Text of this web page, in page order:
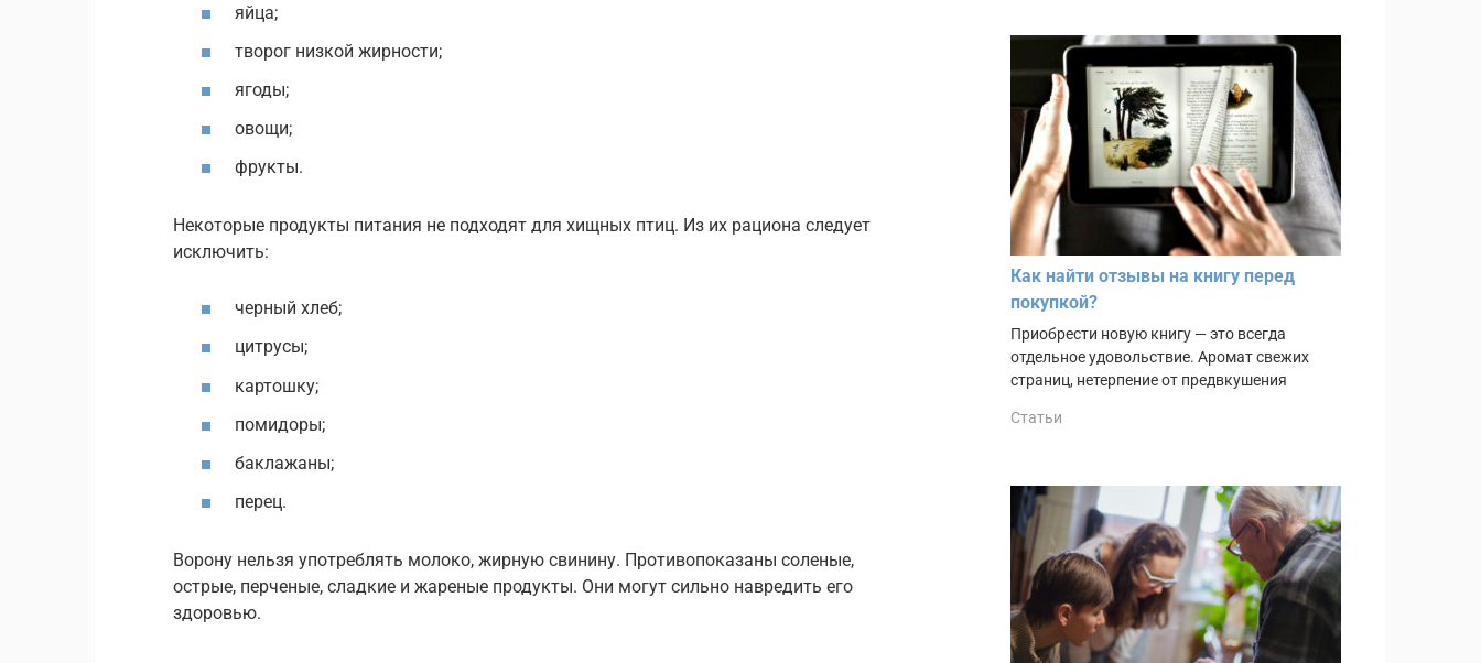
яйца;
творог низкой жирности;
ягоды;
овощи;
фрукты.
Некоторые продукты питания не подходят для хищных птиц. Из их рациона следует
исключить:
черный хлеб;
цитрусы;
картошку;
помидоры;
баклажаны;
перец.
Ворону нельзя употреблять молоко, жирную свинину. Противопоказаны соленые,
острые, перченые, сладкие и жареные продукты. Они могут сильно навредить его
здоровью.
Как найти отзывы на книгу перед
покупкой?
Приобрести новую книгу — это всегда
отдельное удовольствие. Аромат свежих
страниц, нетерпение от предвкушения
Статьи